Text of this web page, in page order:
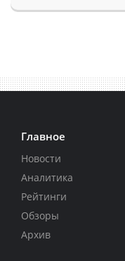
Главное
Новости
Аналитика
Рейтинги
Обзоры
Архив